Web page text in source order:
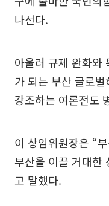
나선다.
아울러 규제 완화와
가 되는 부산 글로
강조하는 여론전도
이 상임위원장은 “
부산을 이끌 거대한
고 말했다.